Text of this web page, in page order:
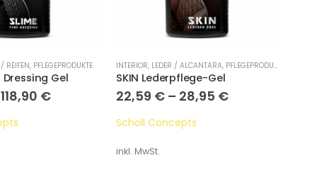
REIFEN, PFLEGEPRODUKTE
Dressing Gel
118,90 €
INTERIOR, LEDER / ALCANTARA, PFLEGEPRODUKTE
SKIN Lederpflege-Gel
22,59 € – 28,95 €
Scholl Concepts
inkl. MwSt.